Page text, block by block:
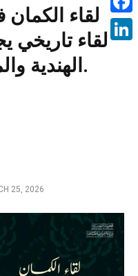
لقاء
لقاء تاريخي
الهندية والموسيقى العربية.
25, 2026